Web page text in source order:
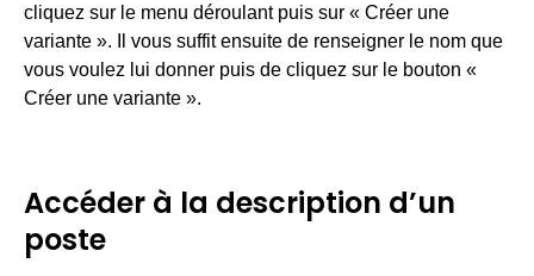
cliquez sur le menu déroulant puis sur « Créer une
variante ». Il vous suffit ensuite de renseigner le nom que
vous voulez lui donner puis de cliquez sur le bouton «
Créer une variante ».
Accéder à la description d’un
poste